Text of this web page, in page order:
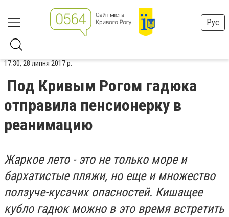
Рус
17:30, 28 липня 2017 р.
Под Кривым Рогом гадюка
отправила пенсионерку в
реанимацию
Жаркое лето - это не только море и
бархатистые пляжи, но еще и множество
ползуче-кусачих опасностей. Кишащее
кубло гадюк можно в это время встретить